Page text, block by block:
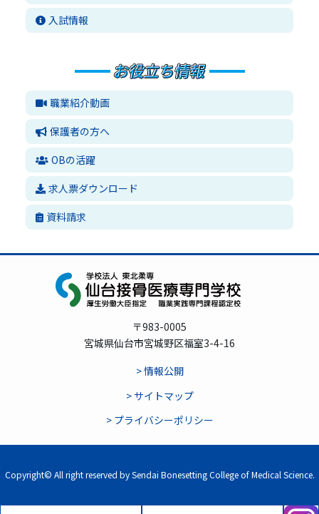
入試情報
職業紹介動画
保護者の方へ
OBの活躍
求人票ダウンロード
資料請求
〒983-0005
宮城県仙台市宮城野区福室3-4-16
> 情報公開
> サイトマップ
> プライバシーポリシー
Copyright© All right reserved by Sendai Bonesetting College of Medical Science.